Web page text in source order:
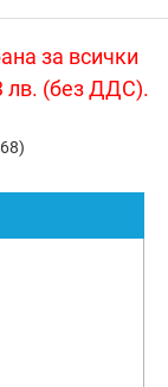
за всички
лв. (без ДДС).